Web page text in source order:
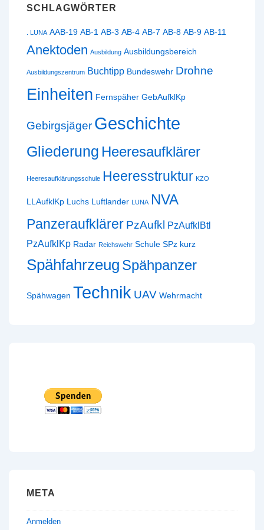
SCHLAGWÖRTER
. LUNA AAB-19 AB-1 AB-3 AB-4 AB-7 AB-8 AB-9 AB-11
Anektoden Ausbildung Ausbildungsbereich
Ausbildungszentrum Buchtipp Bundeswehr Drohne
Einheiten Fernspäher GebAufklKp
Gebirgsjäger Geschichte
Gliederung Heeresaufklärer
Heeresaufklärungsschule Heeresstruktur KZO
LLAufklKp Luchs Luftlander LUNA NVA
Panzeraufklärer PzAufkl
PzAufklBtl
PzAufklKp Radar Reichswehr Schule SPz kurz
Spähfahrzeug Spähpanzer
Spähwagen Technik UAV Wehrmacht
META
Anmelden